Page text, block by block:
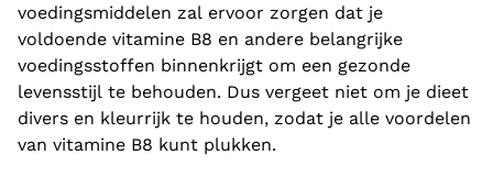
voedingsmiddelen zal ervoor zorgen dat je
voldoende vitamine B8 en andere belangrijke
voedingsstoffen binnenkrijgt om een gezonde
levensstijl te behouden. Dus vergeet niet om je dieet
divers en kleurrijk te houden, zodat je alle voordelen
van vitamine B8 kunt plukken.